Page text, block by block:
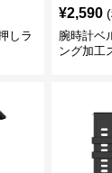
しラ
¥2,590
腕時計ベ
ング加工